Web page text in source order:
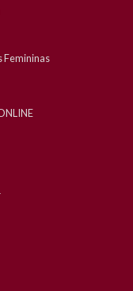
Femininas